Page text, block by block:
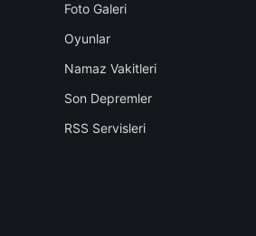
Foto Galeri
Oyunlar
Namaz Vakitleri
Son Depremler
RSS Servisleri